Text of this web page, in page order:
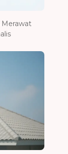
Merawat